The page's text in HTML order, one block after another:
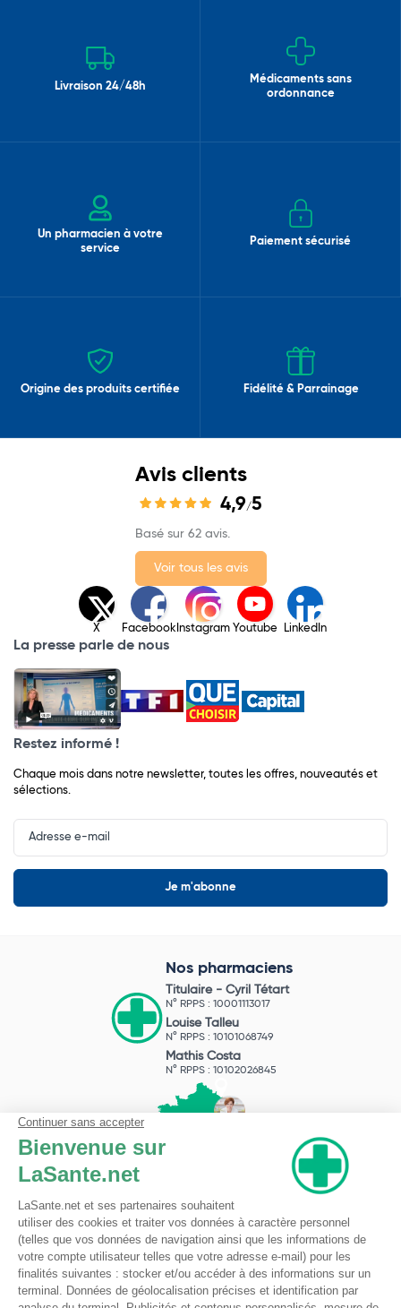
Livraison 24/48h
Médicaments sans
ordonnance
Un pharmacien à votre
service
Paiement sécurisé
Origine des produits certifiée Fidélité & Parrainage
Avis clients
4,9/5
Basé sur 62 avis.
Voir tous les avis
X Facebook Instagram Youtube LinkedIn
La presse parle de nous
Restez informé !
Chaque mois dans notre newsletter, toutes les offres, nouveautés et
sélections.
Input
Newsletter
Nos pharmaciens
Titulaire - Cyril Tétart
N° RPPS : 10001113017
Louise Talleu
N° RPPS : 10101068749
Mathis Costa
N° RPPS : 10102026845
Pharmacie du Bizet
Licence ARS : 590009874
Licence Ordinale : 126921
49 boulevard Bizet
59650 Villeneuve d'Ascq
Contactez-nous !